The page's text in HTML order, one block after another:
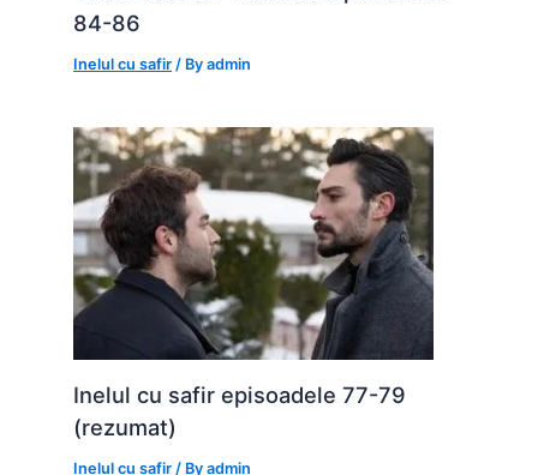
84-86
Inelul cu safir / Byadmin
Inelul cu safir episoadele 77-79
(rezumat)
Inelul cu safir / Byadmin